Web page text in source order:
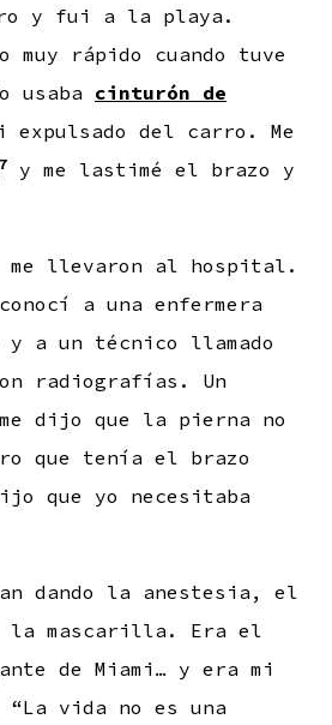
y fui a la playa.
muy rápido cuando tuve
usaba cinturón de
del carro. Me
7
y me lastimé el brazo y
me llevaron al hospital.
a una enfermera
y a un técnico llamado
radiografías. Un
dijo que la pierna no
que tenía el brazo
que yo necesitaba
dando la anestesia, el
la mascarilla. Era el
de Miami… y era mi
vida no es una